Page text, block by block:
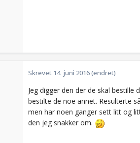
Skrevet 14. juni 2016(endret)
Jeg digger den der de skal
bestilte de noe annet. Resulterte
men har noen ganger sett litt og
den jeg snakker om.